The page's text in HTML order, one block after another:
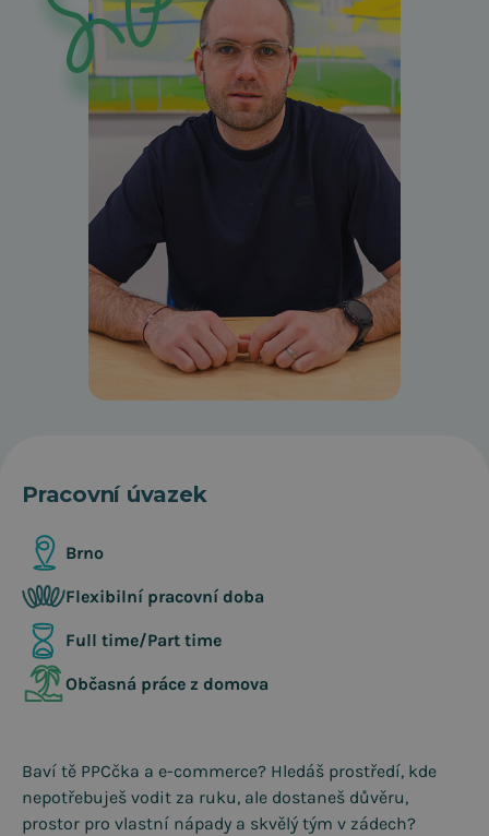
Pracovní úvazek
Brno
Flexibilní pracovní doba
Full time/Part time
Občasná práce z domova
Baví tě PPCčka a e-commerce? Hledáš prostředí, kde
nepotřebuješ vodit za ruku, ale dostaneš důvěru,
prostor pro vlastní nápady a skvělý tým v zádech?